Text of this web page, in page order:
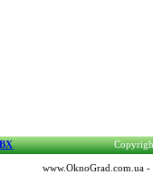
www.OknoGrad.com.ua -